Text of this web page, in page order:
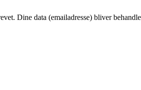
Dine data (emailadresse) bliver